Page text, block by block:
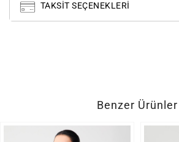
TAKSIT SEÇENEKLERI
Benzer Ürünler